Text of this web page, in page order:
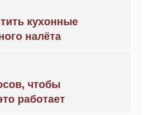
кухонные
налёта
чтобы
работает